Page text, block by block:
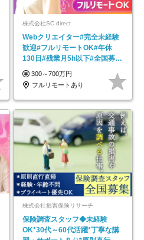
株式会社SC direct
Webクリエイター#完全未経験
歓迎#フルリモートOK#年休
130日#残業月5h以下#全国募集
#最大1年の研修
300～700万円
フルリモートあり
株式会社損害保険リサーチ
保険調査スタッフ◆未経験
OK*30代～60代活躍*丁寧な講